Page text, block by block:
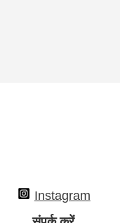
Instagram